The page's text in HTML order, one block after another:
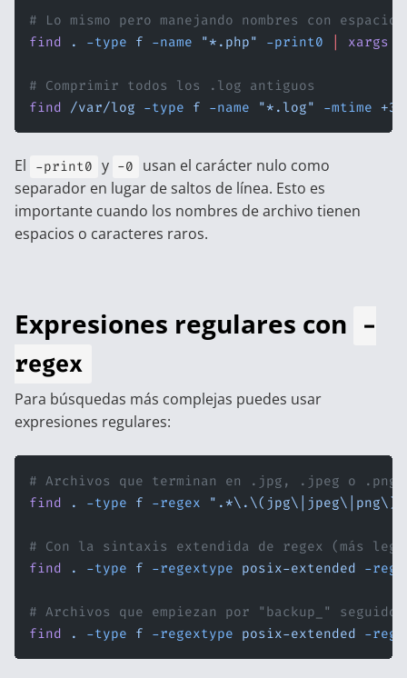
# Lo mismo pero manejando nombres con espacios
find . -type f -name "*.php" -print0 xargs
# Comprimir todos los .log antiguos
find /var/log -type f -name "*.log" -mtime +30
El -print0 y -0
usan el carácter nulo como
separador en lugar de saltos de línea. Esto es
importante cuando los nombres de archivo tienen
espacios o caracteres raros.
Expresiones regulares con
-
regex
Para búsquedas más complejas puedes usar
expresiones regulares:
# Archivos que terminan en .jpg, .jpeg o .png
find . -type f -regex ".*\.\(jpg\|jpeg\|png\)"
# Con la sintaxis extendida de regex (más
find . -type f -regextype posix-extended -
# Archivos que empiezan por "backup_" seguido
find . -type f -regextype posix-extended -